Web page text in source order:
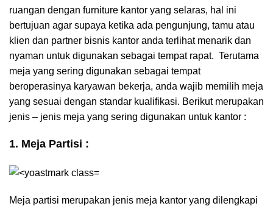
ruangan dengan furniture kantor yang selaras, hal ini
bertujuan agar supaya ketika ada pengunjung, tamu atau
klien dan partner bisnis kantor anda terlihat menarik dan
nyaman untuk digunakan sebagai tempat rapat. Terutama
meja yang sering digunakan sebagai tempat
beroperasinya karyawan bekerja, anda wajib memilih meja
yang sesuai dengan standar kualifikasi. Berikut merupakan
jenis – jenis meja yang sering digunakan untuk kantor :
1. Meja Partisi :
Meja partisi merupakan jenis meja kantor yang dilengkapi